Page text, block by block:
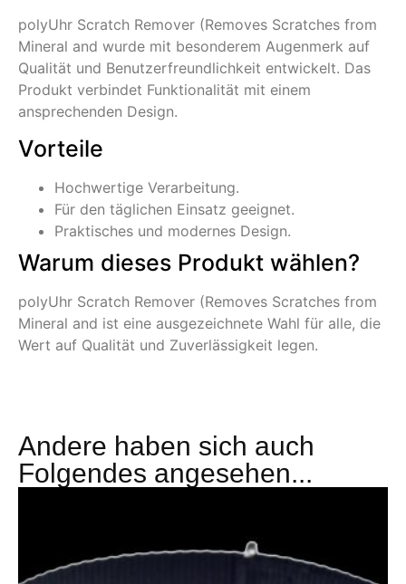
polyUhr Scratch Remover (Removes Scratches from
Mineral and wurde mit besonderem Augenmerk auf
Qualität und Benutzerfreundlichkeit entwickelt. Das
Produkt verbindet Funktionalität mit einem
ansprechenden Design.
Vorteile
Hochwertige Verarbeitung.
Für den täglichen Einsatz geeignet.
Praktisches und modernes Design.
Warum dieses Produkt wählen?
polyUhr Scratch Remover (Removes Scratches from
Mineral and ist eine ausgezeichnete Wahl für alle, die
Wert auf Qualität und Zuverlässigkeit legen.
Andere haben sich auch
Folgendes angesehen...